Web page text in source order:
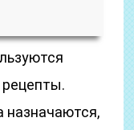
назначаются,